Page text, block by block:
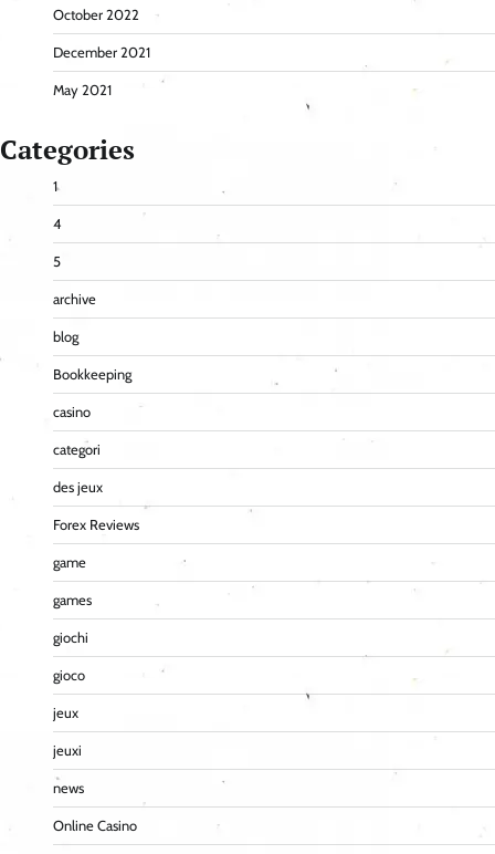
October 2022
December 2021
May 2021
Categories
1
4
5
archive
blog
Bookkeeping
casino
categori
des jeux
Forex Reviews
game
games
giochi
gioco
jeux
jeuxi
news
Online Casino